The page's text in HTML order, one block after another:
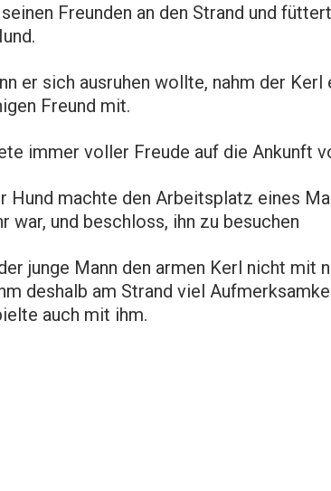
Freunden an den Strand und
er sich ausruhen wollte, nahm der
Freund mit.
immer voller Freude auf die Ankunft
Hund machte den Arbeitsplatz eines
war, und beschloss, ihn zu besuchen
junge Mann den armen Kerl nicht mit
deshalb am Strand viel
auch mit ihm.